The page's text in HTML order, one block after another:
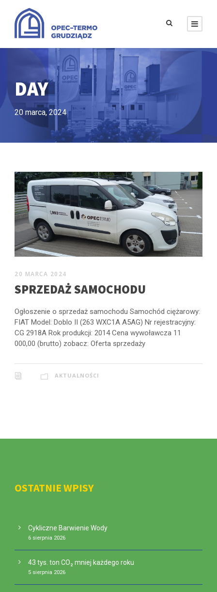
DAY
20 marca, 2024
20 MARCA 2024
SPRZEDAŻ SAMOCHODU
Ogłoszenie o sprzedaż samochodu Samochód ciężarowy:
FIAT Model: Doblo II (263 WXC1A A5AG) Nr rejestracyjny:
CG 2918A Rok produkcji: 2014 Cena wywoławcza 11
000,00 (brutto) zobacz: Oferta sprzedaży
AKTUALNOŚCI
OSTATNIE WPISY
Cykliczne Barwienie Wody
6 sierpnia 2026
43 tys. ton CO₂ mniej każdego roku
5 sierpnia 2026